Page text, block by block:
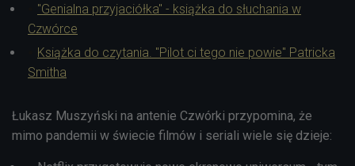
"Genialna przyjaciółka" - książka do słuchania w
Czwórce
Książka do czytania. "Pilot ci tego nie powie" Patricka
Smitha
Łukasz Muszyński na antenie Czwórki przypomina, że
mimo pandemii w świecie filmów i seriali wiele się dzieje: